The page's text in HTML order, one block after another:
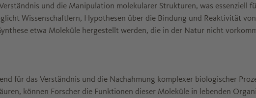
und die Manipulation molekularer Strukturen, was essenziell
Wissenschaftlern, Hypothesen über die Bindung und Reaktivität
etwa Moleküle hergestellt werden, die in der Natur nicht
für das Verständnis und die Nachahmung komplexer biologischer
können Forscher die Funktionen dieser Moleküle in lebenden